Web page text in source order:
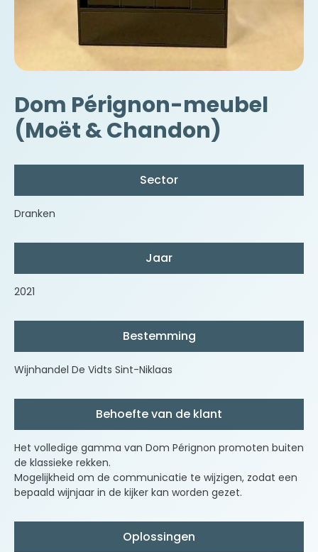
Dom Pérignon-meubel
(Moët & Chandon)
Sector
Dranken
Jaar
2021
Bestemming
Wijnhandel De Vidts Sint-Niklaas
Behoefte van de klant
Het volledige gamma van Dom Pérignon promoten buiten
de klassieke rekken.
Mogelijkheid om de communicatie te wijzigen, zodat een
bepaald wijnjaar in de kijker kan worden gezet.
Oplossingen